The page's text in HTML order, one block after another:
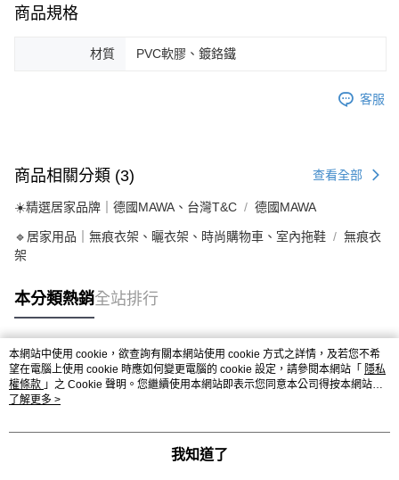
商品規格
材質 PVC軟膠、鍍鉻鐵
客服
商品相關分類 (3) 查看全部
☀️精選居家品牌｜德國MAWA、台灣T&C 德國MAWA
🔹居家用品｜無痕衣架、曬衣架、時尚購物車、室內拖鞋
無痕衣
架
本分類熱銷全站排行
熱門標籤
本網站中使用 cookie，欲查詢有關本網站使用 cookie 方式之詳情，及若您不希
望在電腦上使用 cookie 時應如何變更電腦的 cookie 設定，請參閱本網站「 隱私
權條款 」之 Cookie 聲明。您繼續使用本網站即表示您同意本公司得按本網站使
用條款之 Cookie 聲明使用 cookie。
了解更多 >
我知道了